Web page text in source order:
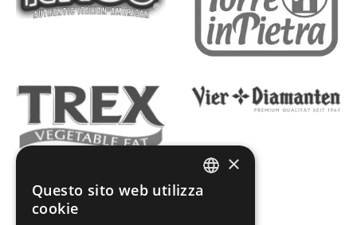
×
Questo sito web utilizza
cookie